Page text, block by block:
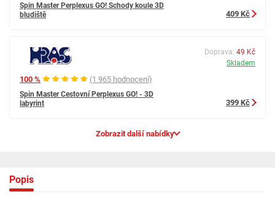
Spin Master Perplexus GO! Schody koule 3D
bludiště
409 Kč
100 % (1 965 hodnocení)
Spin Master Cestovní Perplexus GO! - 3D
labyrint
Doprava: 49 Kč
Skladem
399 Kč
Zobrazit další nabídky
Popis